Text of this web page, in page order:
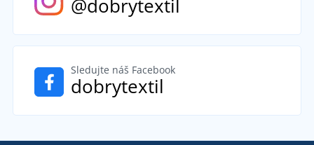
@dobrytextil
Sledujte náš Facebook
dobrytextil